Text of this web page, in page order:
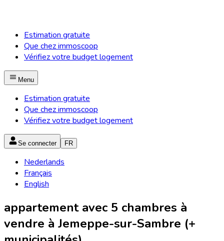
Estimation gratuite
Que chez immoscoop
Vérifiez votre budget logement
Menu
Estimation gratuite
Que chez immoscoop
Vérifiez votre budget logement
Se connecter FR
Nederlands
Français
English
appartement avec 5 chambres à
vendre à Jemeppe-sur-Sambre (+